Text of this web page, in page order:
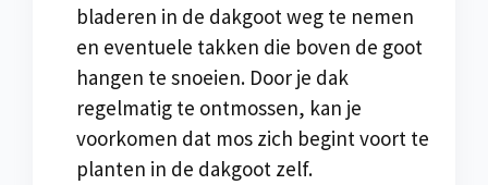
bladeren in de dakgoot weg te nemen
en eventuele takken die boven de goot
hangen te snoeien. Door je dak
regelmatig te ontmossen, kan je
voorkomen dat mos zich begint voort te
planten in de dakgoot zelf.